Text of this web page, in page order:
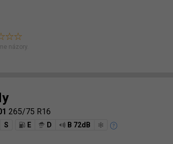
názory.
265/75 R16
S E D B 72dB